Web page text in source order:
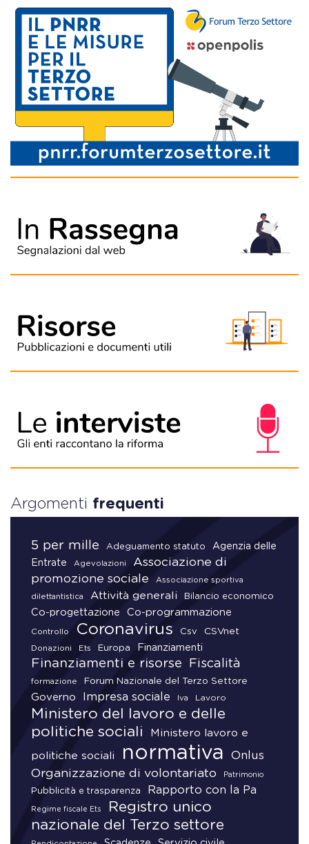
Argomenti frequenti
5 per mille Adeguamento statuto
Agenzia delle
Entrate
Agevolazioni
Associazione di
promozione sociale
Associazione sportiva
dilettantistica Attività generali Bilancio economico
Co-progettazione Co-programmazione
Controllo Coronavirus Csv CSVnet
Donazioni Ets Europa Finanziamenti
Finanziamenti e risorse Fiscalità
formazione Forum Nazionale del Terzo Settore
Governo Impresa sociale Iva Lavoro
Ministero del lavoro e delle
politiche sociali
Ministero lavoro e
politiche sociali normativa Onlus
Organizzazione di volontariato Patrimonio
Pubblicità e trasparenza Rapporto con la Pa
Regime fiscale Ets
Registro unico
nazionale del Terzo settore